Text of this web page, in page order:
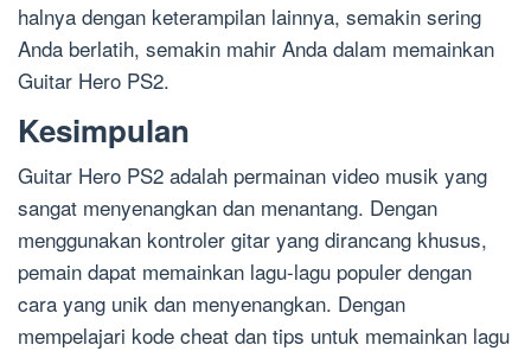
halnya dengan keterampilan lainnya, semakin sering
Anda berlatih, semakin mahir Anda dalam memainkan
Guitar Hero PS2.
Kesimpulan
Guitar Hero PS2 adalah permainan video musik yang
sangat menyenangkan dan menantang. Dengan
menggunakan kontroler gitar yang dirancang khusus,
pemain dapat memainkan lagu-lagu populer dengan
cara yang unik dan menyenangkan. Dengan
mempelajari kode cheat dan tips untuk memainkan lagu